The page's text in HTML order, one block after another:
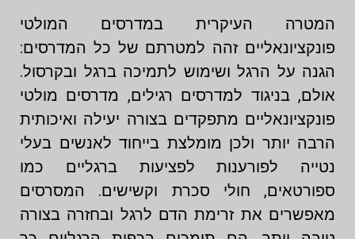
המטרה העיקרית במדרסים המולטי
פונקציונאליים זהה למטרתם של כל המדרסים:
הגנה על הרגל ושימוש לתמיכה ברגל ובקרסול.
אולם, בניגוד למדרסים רגילים, מדרסים מולטי
פונקציונאליים מתפקדים בצורה יעילה ואיכותית
הרבה יותר ולכן מומלצת בייחוד לאנשים בעלי
נטייה לפורענות לפציעות ברגליים כמו
ספורטאים, חולי סכרת וקשישים. המסרסים
מאפשרים את זרימת הדם לרגל ובחזרה בצורה